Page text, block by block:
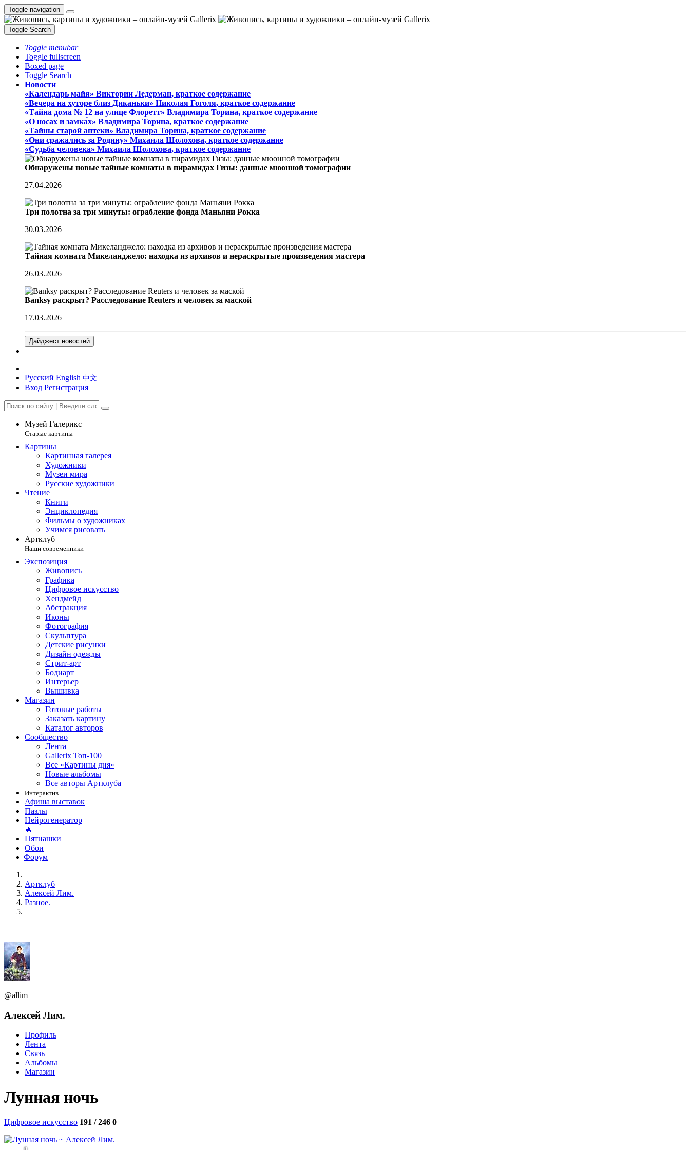
Toggle navigation
Toggle Search
Toggle menubar
Toggle fullscreen
Boxed page
Toggle Search
Новости
«Календарь майя» Виктории Ледерман, краткое содержание
«Вечера на хуторе близ Диканьки» Николая Гоголя, краткое содержание
«Тайна дома № 12 на улице Флоретт» Владимира Торина, краткое содержание
«О носах и замка́х» Владимира Торина, краткое содержание
«Тайны старой аптеки» Владимира Торина, краткое содержание
«Они сражались за Родину» Михаила Шолохова, краткое содержание
«Судьба человека» Михаила Шолохова, краткое содержание
Обнаружены новые тайные комнаты в пирамидах Гизы: данные мюонной томографии
27.04.2026
Три полотна за три минуты: ограбление фонда Маньяни Рокка
30.03.2026
Тайная комната Микеланджело: находка из архивов и нераскрытые произведения мастера
26.03.2026
Banksy раскрыт? Расследование Reuters и человек за маской
17.03.2026
Дайджест новостей
Русский English 中文
Вход Регистрация
Музей Галерикс
Старые картины
Картины
Картинная галерея
Художники
Музеи мира
Русские художники
Чтение
Книги
Энциклопедия
Фильмы о художниках
Учимся рисовать
Артклуб
Наши современники
Экспозиция
Живопись
Графика
Цифровое искусство
Хендмейд
Абстракция
Иконы
Фотография
Скульптура
Детские рисунки
Дизайн одежды
Стрит-арт
Бодиарт
Интерьер
Вышивка
Магазин
Готовые работы
Заказать картину
Каталог авторов
Сообщество
Лента
Gallerix Топ-100
Все «Картины дня»
Новые альбомы
Все авторы Артклуба
Интерактив
Афиша выставок
Пазлы
Нейрогенератор
🔥
Пятнашки
Обои
Форум
Артклуб
Алексей Лим.
Разное.
@allim
Алексей Лим.
Профиль
Лента
Связь
Альбомы
Магазин
Лунная ночь
Цифровое искусство 191 / 246 0